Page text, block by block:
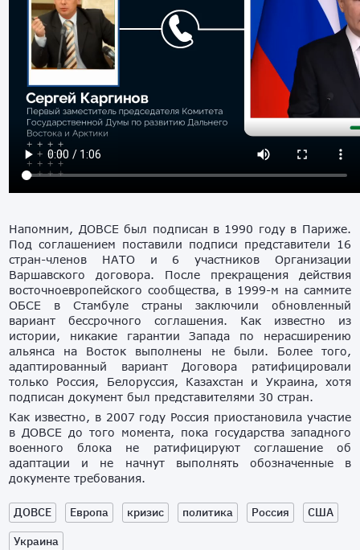
Напомним, ДОВСЕ был подписан в 1990 году в Париже.
Под соглашением поставили подписи представители 16
стран-членов НАТО и 6 участников Организации
Варшавского договора. После прекращения действия
восточноевропейского сообщества, в 1999-м на саммите
ОБСЕ в Стамбуле страны заключили обновленный
вариант бессрочного соглашения. Как известно из
истории, никакие гарантии Запада по нерасширению
альянса на Восток выполнены не были. Более того,
адаптированный вариант Договора ратифицировали
только Россия, Белоруссия, Казахстан и Украина, хотя
подписан документ был представителями 30 стран.
Как известно, в 2007 году Россия приостановила участие
в ДОВСЕ до того момента, пока государства западного
военного блока не ратифицируют соглашение об
адаптации и не начнут выполнять обозначенные в
документе требования.
ДОВСЕ Европа кризис политика Россия
США
Украина